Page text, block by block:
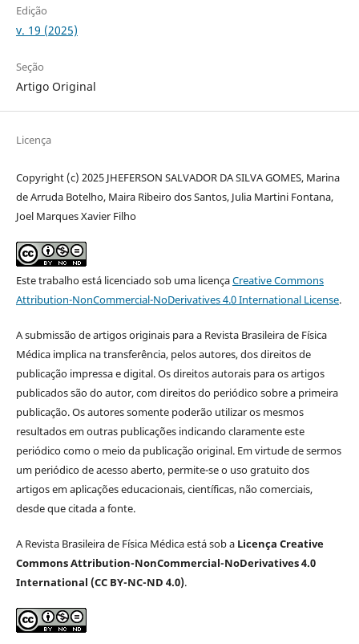
Edição
v. 19 (2025)
Seção
Artigo Original
Licença
Copyright (c) 2025 JHEFERSON SALVADOR DA SILVA GOMES, Marina
de Arruda Botelho, Maira Ribeiro dos Santos, Julia Martini Fontana,
Joel Marques Xavier Filho
Este trabalho está licenciado sob uma licençaCreative Commons
Attribution-NonCommercial-NoDerivatives 4.0 International License.
A submissão de artigos originais para a Revista Brasileira de Física
Médica implica na transferência, pelos autores, dos direitos de
publicação impressa e digital. Os direitos autorais para os artigos
publicados são do autor, com direitos do periódico sobre a primeira
publicação. Os autores somente poderão utilizar os mesmos
resultados em outras publicações indicando claramente este
periódico como o meio da publicação original. Em virtude de sermos
um periódico de acesso aberto, permite-se o uso gratuito dos
artigos em aplicações educacionais, científicas, não comerciais,
desde que citada a fonte.
A Revista Brasileira de Física Médica está sob a Licença Creative
Commons Attribution-NonCommercial-NoDerivatives 4.0
International (CC BY-NC-ND 4.0).